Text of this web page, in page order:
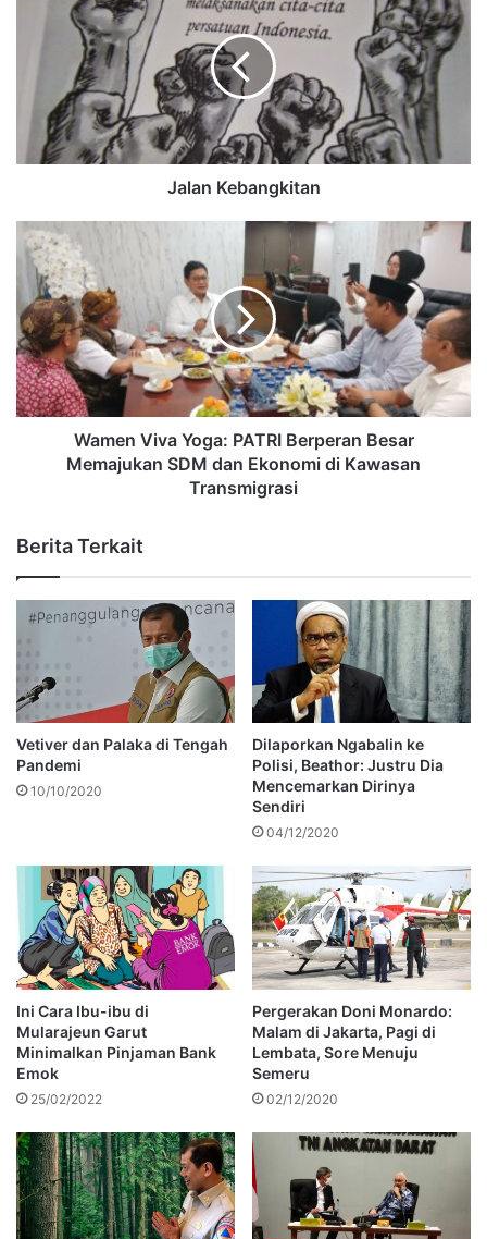
Jalan Kebangkitan
Wamen Viva Yoga: PATRI Berperan Besar
Memajukan SDM dan Ekonomi di Kawasan
Transmigrasi
Berita Terkait
Vetiver dan Palaka di Tengah
Pandemi
10/10/2020
Dilaporkan Ngabalin ke
Polisi, Beathor: Justru Dia
Mencemarkan Dirinya
Sendiri
04/12/2020
Ini Cara Ibu-ibu di
Mularajeun Garut
Minimalkan Pinjaman Bank
Emok
25/02/2022
Pergerakan Doni Monardo:
Malam di Jakarta, Pagi di
Lembata, Sore Menuju
Semeru
02/12/2020